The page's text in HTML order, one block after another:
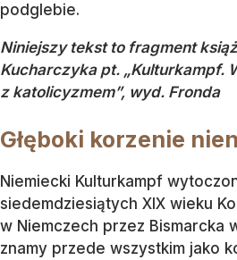
podglebie.
Niniejszy tekst to fragment
Kucharczyka pt. „Kulturkampf.
z katolicyzmem”, wyd. Fronda
Głęboki korzenie
Niemiecki Kulturkampf
siedemdziesiątych XIX wieku
w Niemczech przez Bismarcka
znamy przede wszystkim jako